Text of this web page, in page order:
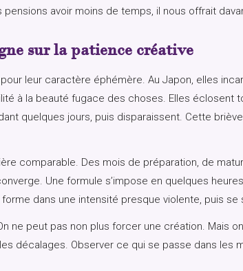
pensions avoir moins de temps, il nous offrait
sur la patience créative
leur caractère éphémère. Au Japon, elles
à la beauté fugace des choses. Elles éclosent
quelques jours, puis disparaissent. Cette
comparable. Des mois de préparation, de
Une formule s’impose en quelques
dans une intensité presque violente, puis se
ne peut pas non plus forcer une création. Mais
décalages. Observer ce qui se passe dans les